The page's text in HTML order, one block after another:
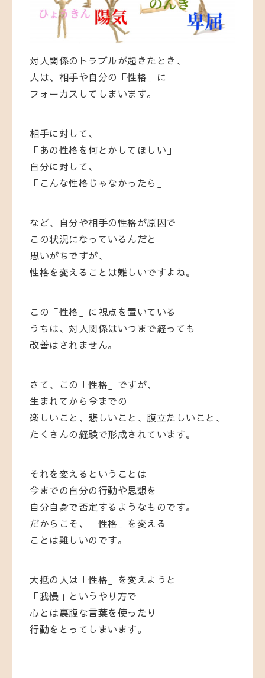
対人関係のトラブルが起きたとき、
人は、相手や自分の「性格」に
フォーカスしてしまいます。
相手に対して、
「あの性格を何とかしてほしい」
自分に対して、
「こんな性格じゃなかったら」
など、自分や相手の性格が原因で
この状況になっているんだと
思いがちですが、
性格を変えることは難しいですよね。
この「性格」に視点を置いている
うちは、対人関係はいつまで経っても
改善はされません。
さて、この「性格」ですが、
生まれてから今までの
楽しいこと、悲しいこと、腹立たしいこと、
たくさんの経験で形成されています。
それを変えるということは
今までの自分の行動や思想を
自分自身で否定するようなものです。
だからこそ、「性格」を変える
ことは難しいのです。
大抵の人は「性格」を変えようと
「我慢」というやり方で
心とは裏腹な言葉を使ったり
行動をとってしまいます。